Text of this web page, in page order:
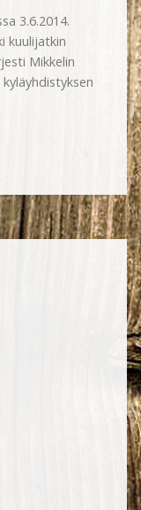
3.6.2014.
kuulijatkin
Mikkelin